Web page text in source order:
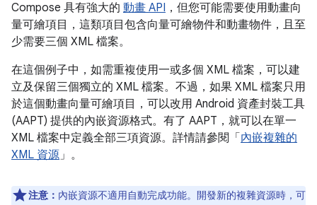
Compose 具有強大的 動畫 API ，但您可能需要使用動畫向
量可繪項目，這類項目包含向量可繪物件和動畫物件，且至
少需要三個 XML 檔案。
在這個例子中，如需重複使用一或多個 XML 檔案，可以建
立及保留三個獨立的 XML 檔案。不過，如果 XML 檔案只用
於這個動畫向量可繪項目，可以改用 Android 資產封裝工具
(AAPT) 提供的內嵌資源格式。有了 AAPT，就可以在單一
XML 檔案中定義全部三項資源。詳情請參閱「 內嵌複雜的
XML 資源」。
注意： 內嵌資源不適用自動完成功能。開發新的複雜資源時，可